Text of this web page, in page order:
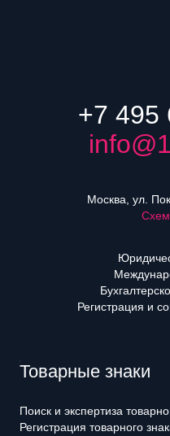
+7 495
Москва, ул.
Регистрация и
Товарные знаки
Поиск и экспертиза
Регистрация товарного